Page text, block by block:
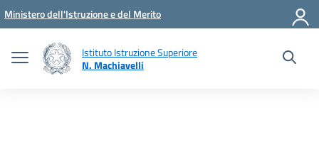
Vai ai contenuti
Vai al menu di navigazione
Vai al footer
Ministero dell'Istruzione e del Merito
Istituto Istruzione Superiore
N. Machiavelli